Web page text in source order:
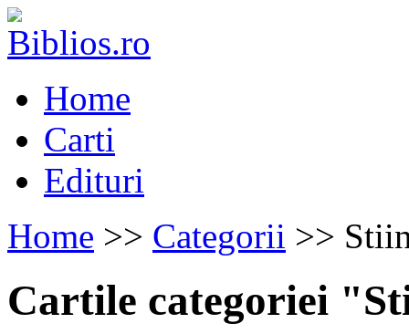
Home
Carti
Edituri
Home >> Categorii >>
Cartile categoriei